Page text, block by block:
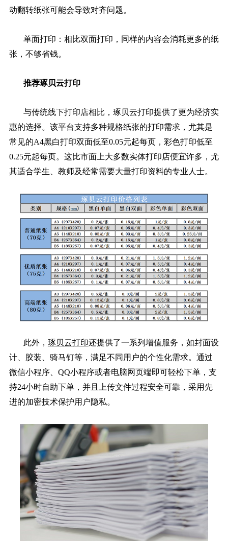
动翻转纸张可能会导致对齐问题。
单面打印：相比双面打印，同样的内容会消耗更多的纸
张，不够省钱。
推荐琢贝云打印
与传统线下打印店相比，琢贝云打印提供了更为经济实
惠的选择。该平台支持多种规格纸张的打印需求，尤其是
常见的A4黑白打印双面低至0.05元起每页，彩色打印低至
0.25元起每页。这比市面上大多数实体打印店便宜许多，尤
其适合学生、教师及经常需要大量打印资料的专业人士。
此外， 琢贝云打印还提供了一系列增值服务，如封面设
计、胶装、骑马钉等，满足不同用户的个性化需求。通过
微信小程序、QQ小程序或者电脑网页端即可轻松下单，支
持24小时自助下单，并且上传文件过程安全可靠，采用先
进的加密技术保护用户隐私。